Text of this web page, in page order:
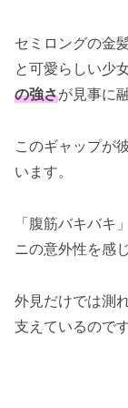
セミロングの金
と可愛らしい少
の強さが見事に
このギャップが
います。
「腹筋バキバキ
ニの意外性を感
外見だけでは測
支えているのです